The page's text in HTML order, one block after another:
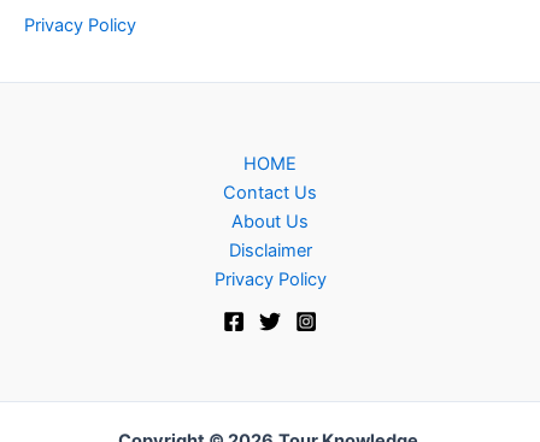
Privacy Policy
HOME
Contact Us
About Us
Disclaimer
Privacy Policy